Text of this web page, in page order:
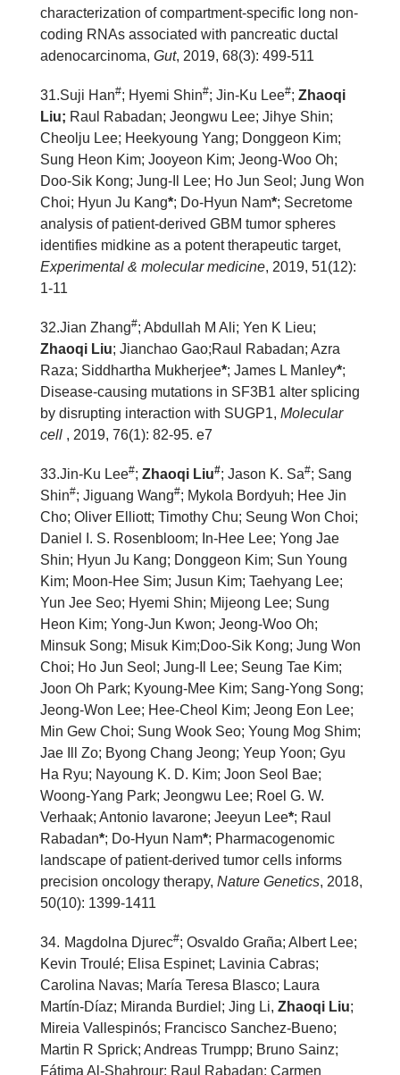
characterization of compartment-specific long non-
coding RNAs associated with pancreatic ductal
adenocarcinoma, Gut, 2019, 68(3): 499-511
31.Suji Han#; Hyemi Shin#; Jin-Ku Lee#; Zhaoqi
Liu; Raul Rabadan; Jeongwu Lee; Jihye Shin;
Cheolju Lee; Heekyoung Yang; Donggeon Kim;
Sung Heon Kim; Jooyeon Kim; Jeong-Woo Oh;
Doo-Sik Kong; Jung-Il Lee; Ho Jun Seol; Jung Won
Choi; Hyun Ju Kang*; Do-Hyun Nam*; Secretome
analysis of patient-derived GBM tumor spheres
identifies midkine as a potent therapeutic target,
Experimental & molecular medicine, 2019, 51(12):
1-11
32.Jian Zhang#; Abdullah M Ali; Yen K Lieu;
Zhaoqi Liu; Jianchao Gao;Raul Rabadan; Azra
Raza; Siddhartha Mukherjee*; James L Manley*;
Disease-causing mutations in SF3B1 alter splicing
by disrupting interaction with SUGP1, Molecular
cell , 2019, 76(1): 82-95. e7
33.Jin-Ku Lee#; Zhaoqi Liu#; Jason K. Sa#; Sang
Shin#; Jiguang Wang#; Mykola Bordyuh; Hee Jin
Cho; Oliver Elliott; Timothy Chu; Seung Won Choi;
Daniel I. S. Rosenbloom; In-Hee Lee; Yong Jae
Shin; Hyun Ju Kang; Donggeon Kim; Sun Young
Kim; Moon-Hee Sim; Jusun Kim; Taehyang Lee;
Yun Jee Seo; Hyemi Shin; Mijeong Lee; Sung
Heon Kim; Yong-Jun Kwon; Jeong-Woo Oh;
Minsuk Song; Misuk Kim;Doo-Sik Kong; Jung Won
Choi; Ho Jun Seol; Jung-Il Lee; Seung Tae Kim;
Joon Oh Park; Kyoung-Mee Kim; Sang-Yong Song;
Jeong-Won Lee; Hee-Cheol Kim; Jeong Eon Lee;
Min Gew Choi; Sung Wook Seo; Young Mog Shim;
Jae Ill Zo; Byong Chang Jeong; Yeup Yoon; Gyu
Ha Ryu; Nayoung K. D. Kim; Joon Seol Bae;
Woong-Yang Park; Jeongwu Lee; Roel G. W.
Verhaak; Antonio Iavarone; Jeeyun Lee*; Raul
Rabadan*; Do-Hyun Nam*; Pharmacogenomic
landscape of patient-derived tumor cells informs
precision oncology therapy, Nature Genetics, 2018,
50(10): 1399-1411
34. Magdolna Djurec#; Osvaldo Graña; Albert Lee;
Kevin Troulé; Elisa Espinet; Lavinia Cabras;
Carolina Navas; María Teresa Blasco; Laura
Martín-Díaz; Miranda Burdiel; Jing Li, Zhaoqi Liu;
Mireia Vallespinós; Francisco Sanchez-Bueno;
Martin R Sprick; Andreas Trumpp; Bruno Sainz;
Fátima Al-Shahrour; Raul Rabadan; Carmen